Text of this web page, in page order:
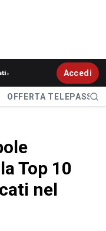
Accedi
OFFERTA TELEPASS
Top 10
nel